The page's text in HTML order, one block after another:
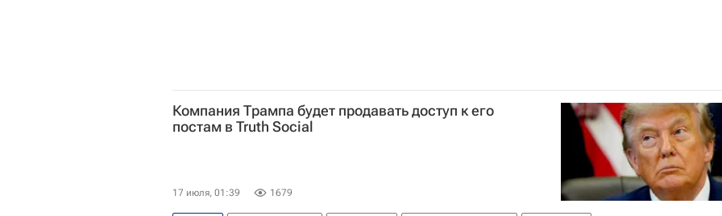
Компания Трампа будет продавать доступ к его
постам в Truth Social
17 июля, 01:39 1679